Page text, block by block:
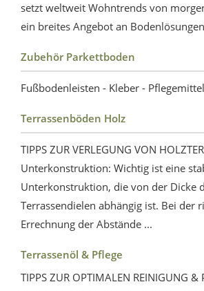
setzt weltweit Wohntrends von
ein breites Angebot an
Zubehör Parkettboden
Fußbodenleisten - Kleber -
Terrassenböden Holz
TIPPS ZUR VERLEGUNG VON
Unterkonstruktion: Wichtig ist eine
Unterkonstruktion, die von der Dicke
Terrassendielen abhängig ist. Bei der
Errechnung der Abstände ...
Terrassenöl & Pflege
TIPPS ZUR OPTIMALEN REINIGUNG &